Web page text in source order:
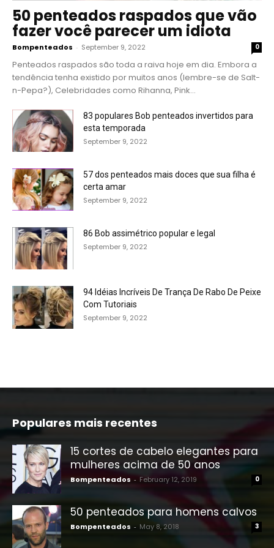
50 penteados raspados que vão
fazer você parecer um idiota
Bompenteados - September 9, 2022 0
Penteados raspados são toda a raiva hoje em dia. Embora a
tendência tenha existido por muitos anos (lembre-se de Salt-
n-Pepa?), Celebridades como Rihanna, Pink...
83 populares Bob penteados invertidos para
esta temporada
September 9, 2022
57 dos penteados mais doces que sua filha é
certa amar
September 9, 2022
86 Bob assimétrico popular e legal
September 9, 2022
94 Idéias Incríveis De Trança De Rabo De Peixe
Com Tutoriais
September 9, 2022
Populares mais recentes
15 cortes de cabelo elegantes para
mulheres acima de 50 anos
Bompenteados - February 12, 2019 0
50 penteados para homens calvos
Bompenteados - May 8, 2018 3